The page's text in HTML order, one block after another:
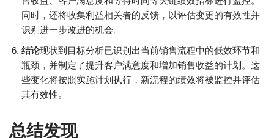
同时，还将收集利益相关者的反馈，以评估变更的有效性并
识别进一步改进的机会。
结论现状到目标分析已识别出当前销售流程中的低效环节和
瓶颈，并制定了提升客户满意度和增加销售收益的计划。这
些变化将按照实施计划执行，新流程的绩效将被监控并评估
其有效性。
总结发现